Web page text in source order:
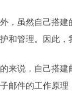
，虽然自己搭
和管理。因此，
来说，自己搭建
邮件的工作原理